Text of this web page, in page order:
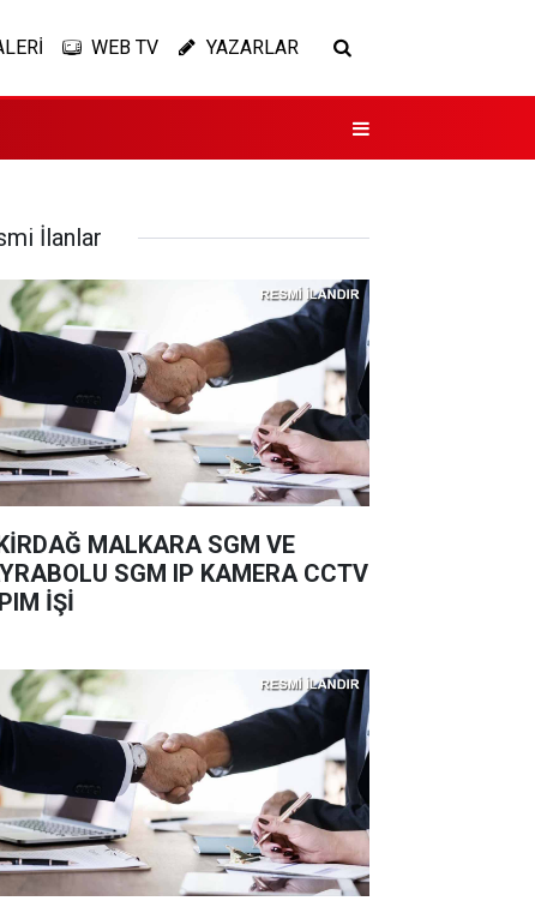
WEB TV YAZARLAR
İlanlar
MALKARA SGM VE
SGM IP KAMERA CCTV
İŞİ